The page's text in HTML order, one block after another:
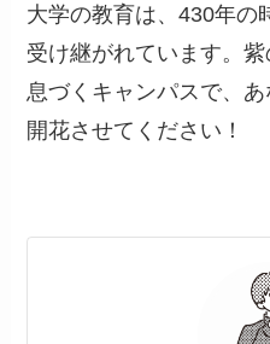
大学の教育は、430年の
受け継がれています。
息づくキャンパスで、
開花させてください！